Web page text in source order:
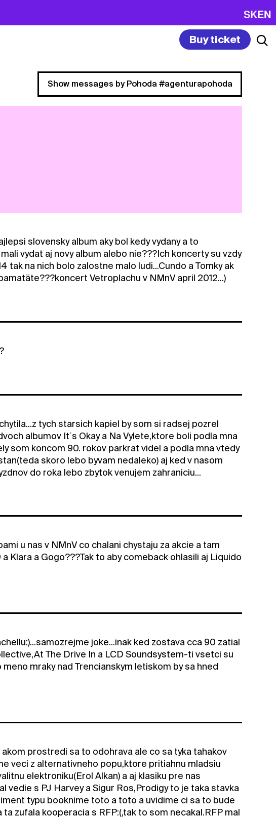
SKEN
Buy ticket
Show messages by Pohoda #agenturapohoda
slovensky album aky bol kedy vydany a to
vydat aj novy album alebo nie???Ich koncerty su vzdy
tak na nich bolo zalostne malo ludi...Cundo a Tomky ak
Vetroplachu v NMnV april 2012...)
tych starsich kapiel by som si radsej pozrel
albumov It´s Okay a Na Vylete,ktore boli podla mna
som koncom 90. rokov parkrat videl a podla mna vtedy
skoro lebo byvam nedaleko) aj ked v nasom
do roka lebo zbytok venujem zahraniciu...
u nas v NMnV co chalani chystaju za akcie a tam
Klara a Gogo???Tak to aby comeback ohlasili aj Liquido
joke...inak ked zostava cca 90 zatial
The Drive In a LCD Soundsystem-ti vsetci su
mraky nad Trencianskym letiskom by sa hned
prostredi sa to odohrava ale co sa tyka tahakov
veci z alternativneho popu,ktore pritiahnu mladsiu
elektroniku(Erol Alkan) a aj klasiku pre nas
vedie s PJ Harvey a Sigur Ros,Prodigy to je taka stavka
typu booknime toto a toto a uvidime ci sa to bude
zufala kooperacia s RFP:(,tak to som necakal.RFP mal